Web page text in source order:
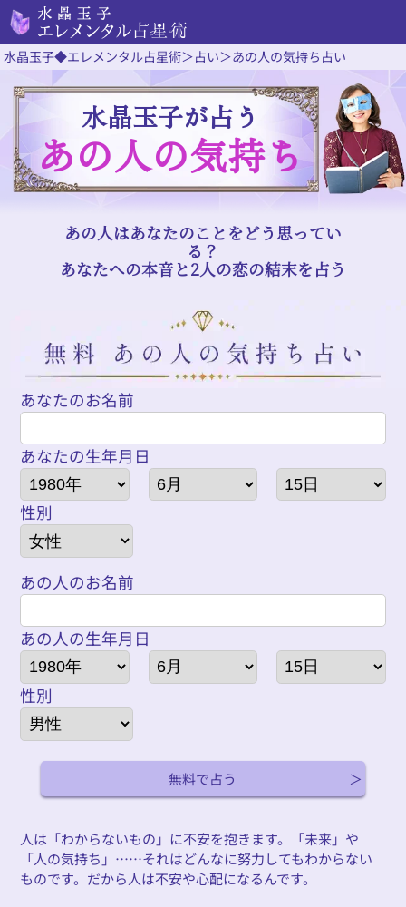
水晶玉子◆エレメンタル占星術＞占い＞あの人の気持ち占い
水晶玉子が占う
あの人の気持ち
あの人はあなたのことをどう思ってい
る？
あなたへの本音と2人の恋の結末を占う
あなたのお名前
あなたの生年月日
性別
あの人のお名前
あの人の生年月日
性別
無料で占う
人は「わからないもの」に不安を抱きます。「未来」や
「人の気持ち」……それはどんなに努力してもわからない
ものです。だから人は不安や心配になるんです。